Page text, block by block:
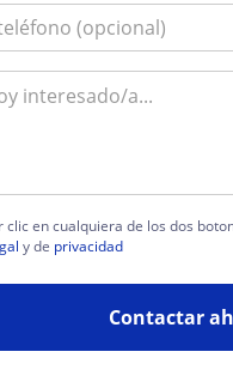
clic en cualquiera de los dos
y de privacidad
Contactar